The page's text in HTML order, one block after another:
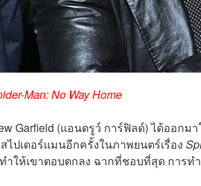
Man: No Way Home
Garfield (แอนดรูว์ การ์ฟิลด์)ได้ออกม
ไปเดอร์แมนอีกครั้งในภาพยนตร์เรื่อง
ให้เขาตอบตกลง ฉากที่ชอบที่สุด การท